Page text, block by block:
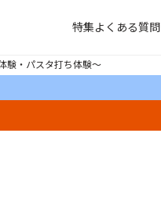
特集よくある質問
験・パスタ打ち体験～